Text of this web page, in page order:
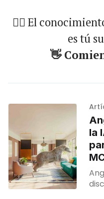
🐱‍🏍 El
es tú
👋
la